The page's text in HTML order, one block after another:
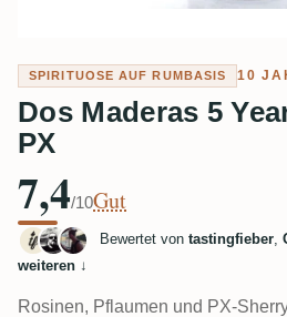
SPIRITUOSE AUF RUMBASIS 10
Dos Maderas 5
PX
7,4/10Gut
Bewertet von tastingfieber,
weiteren ↓
Rosinen, Pflaumen und PX-